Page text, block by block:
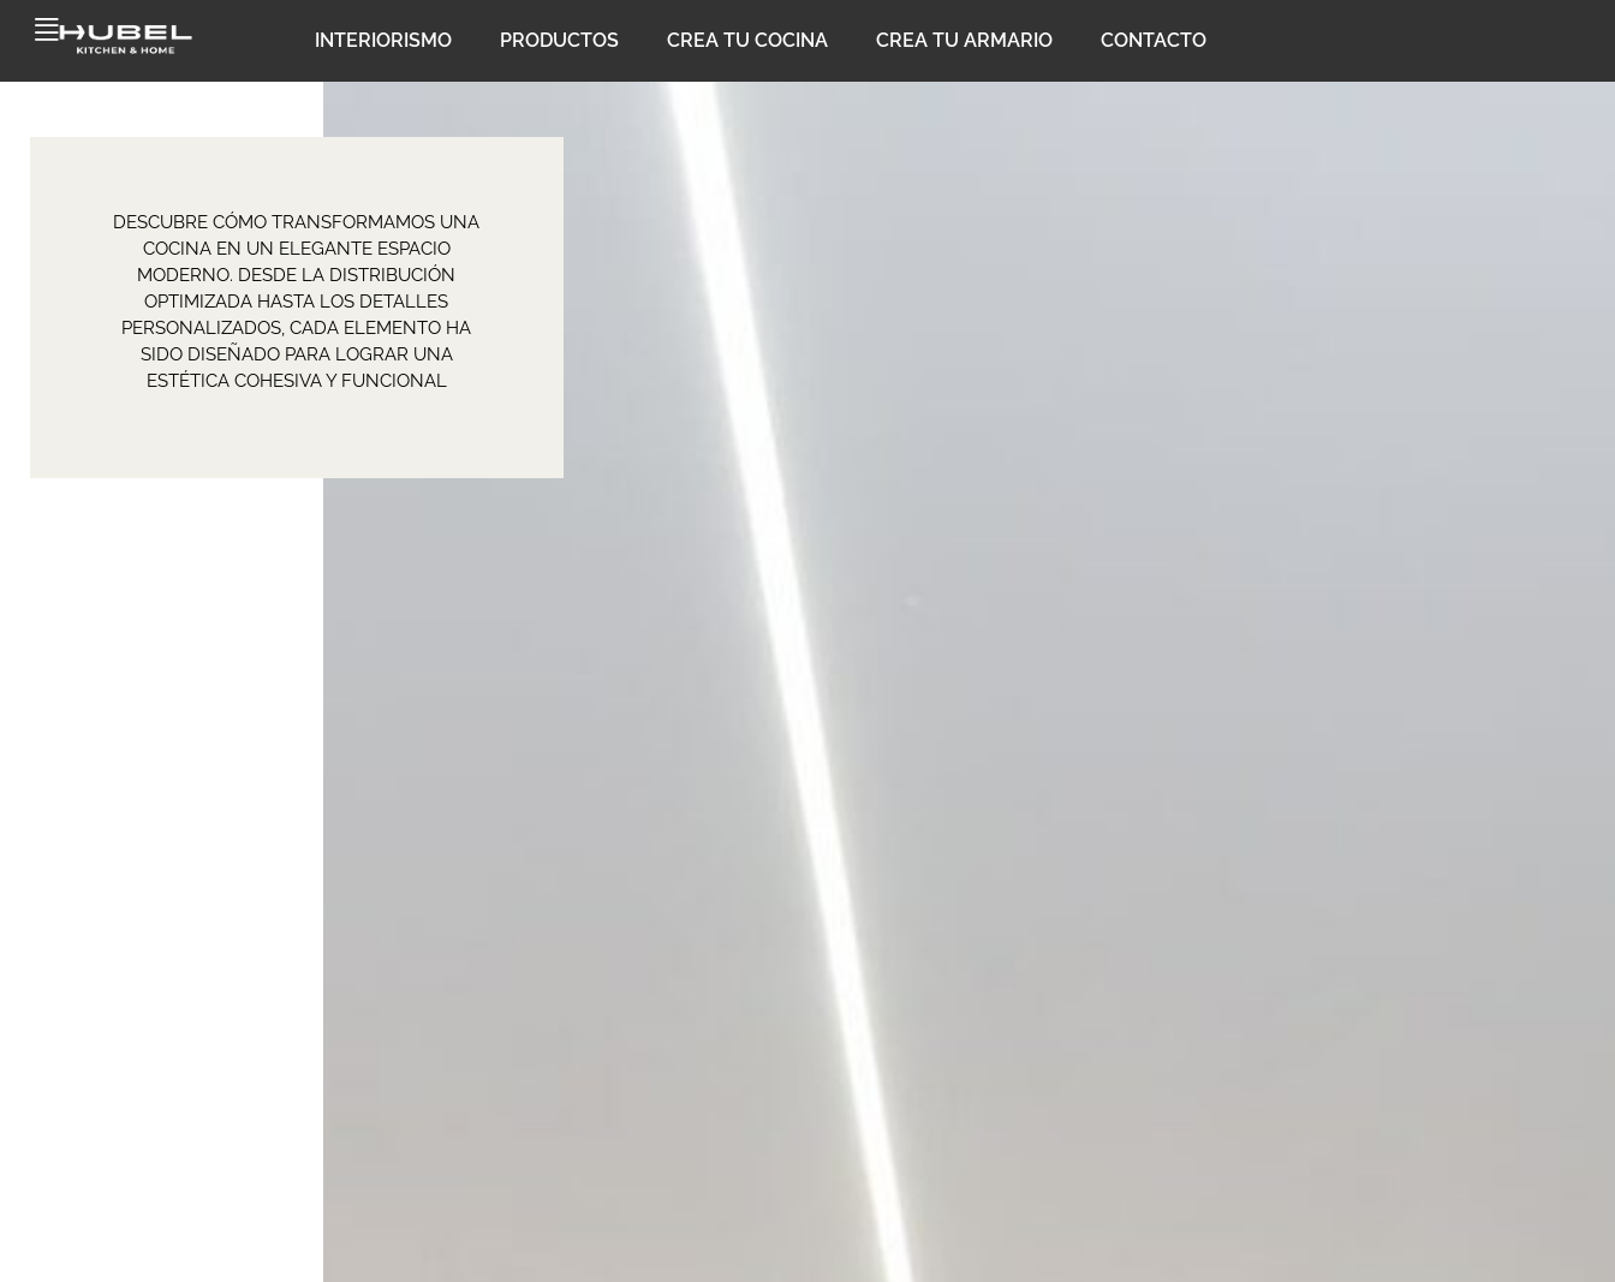
INTERIORISMO PRODUCTOS CREA TU COCINA CREA TU ARMARIO CONTACTO
DESCUBRE CÓMO TRANSFORMAMOS UNA
COCINA EN UN ELEGANTE ESPACIO
MODERNO. DESDE LA DISTRIBUCIÓN
OPTIMIZADA HASTA LOS DETALLES
PERSONALIZADOS, CADA ELEMENTO HA
SIDO DISEÑADO PARA LOGRAR UNA
ESTÉTICA COHESIVA Y FUNCIONAL